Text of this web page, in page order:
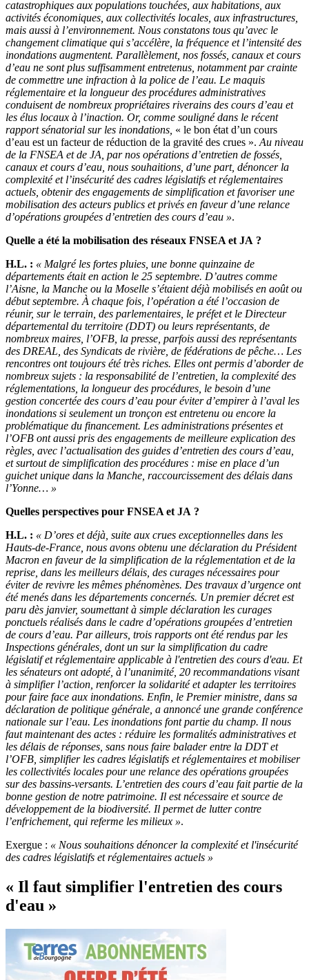
catastrophiques aux populations touchées, aux habitations, aux
activités économiques, aux collectivités locales, aux infrastructures,
mais aussi à l’environnement. Nous constatons tous qu’avec le
changement climatique qui s’accélère, la fréquence et l’intensité des
inondations augmentent. Parallèlement, nos fossés, canaux et cours
d’eau ne sont plus suffisamment entretenus, notamment par crainte
de commettre une infraction à la police de l’eau. Le maquis
réglementaire et la longueur des procédures administratives
conduisent de nombreux propriétaires riverains des cours d’eau et
les élus locaux à l’inaction. Or, comme souligné dans le récent
rapport sénatorial sur les inondations, « le bon état d’un cours
d’eau est un facteur de réduction de la gravité des crues ». Au niveau
de la FNSEA et de JA, par nos opérations d’entretien de fossés,
canaux et cours d’eau, nous souhaitions, d’une part, dénoncer la
complexité et l’insécurité des cadres législatifs et réglementaires
actuels, obtenir des engagements de simplification et favoriser une
mobilisation des acteurs publics et privés en faveur d’une relance
d’opérations groupées d’entretien des cours d’eau ».
Quelle a été la mobilisation des réseaux FNSEA et JA ?
H.L. : « Malgré les fortes pluies, une bonne quinzaine de
départements était en action le 25 septembre. D’autres comme
l’Aisne, la Manche ou la Moselle s’étaient déjà mobilisés en août ou
début septembre. À chaque fois, l’opération a été l’occasion de
réunir, sur le terrain, des parlementaires, le préfet et le Directeur
départemental du territoire (DDT) ou leurs représentants, de
nombreux maires, l’OFB, la presse, parfois aussi des représentants
des DREAL, des Syndicats de rivière, de fédérations de pêche… Les
rencontres ont toujours été très riches. Elles ont permis d’aborder de
nombreux sujets : la responsabilité de l’entretien, la complexité des
réglementations, la longueur des procédures, le besoin d’une
gestion concertée des cours d’eau pour éviter d’empirer à l’aval les
inondations si seulement un tronçon est entretenu ou encore la
problématique du financement. Les administrations présentes et
l’OFB ont aussi pris des engagements de meilleure explication des
règles, avec l’actualisation des guides d’entretien des cours d’eau,
et surtout de simplification des procédures : mise en place d’un
guichet unique dans la Manche, raccourcissement des délais dans
l’Yonne… »
Quelles perspectives pour FNSEA et JA ?
H.L. : « D’ores et déjà, suite aux crues exceptionnelles dans les
Hauts-de-France, nous avons obtenu une déclaration du Président
Macron en faveur de la simplification de la réglementation et de la
reprise, dans les meilleurs délais, des curages nécessaires pour
éviter de revivre les mêmes phénomènes. Des travaux d’urgence ont
été menés dans les départements concernés. Un premier décret est
paru dès janvier, soumettant à simple déclaration les curages
ponctuels réalisés dans le cadre d’opérations groupées d’entretien
de cours d’eau. Par ailleurs, trois rapports ont été rendus par les
Inspections générales, dont un sur la simplification du cadre
législatif et réglementaire applicable à l'entretien des cours d'eau. Et
les sénateurs ont adopté, à l’unanimité, 20 recommandations visant
à simplifier l’action, renforcer la solidarité et adapter les territoires
pour faire face aux inondations. Enfin, le Premier ministre, dans sa
déclaration de politique générale, a annoncé une grande conférence
nationale sur l’eau. Les inondations font partie du champ. Il nous
faut maintenant des actes : réduire les formalités administratives et
les délais de réponses, sans nous faire balader entre la DDT et
l’OFB, simplifier les cadres législatifs et réglementaires et mobiliser
les collectivités locales pour une relance des opérations groupées
sur des bassins-versants. L’entretien des cours d’eau fait partie de la
bonne gestion de notre patrimoine. Il est nécessaire et source de
développement de la biodiversité. Il permet de lutter contre
l’enfrichement, qui referme les milieux ».
Exergue : « Nous souhaitions dénoncer la complexité et l'insécurité
des cadres législatifs et réglementaires actuels »
« Il faut simplifier l'entretien des cours
d'eau »